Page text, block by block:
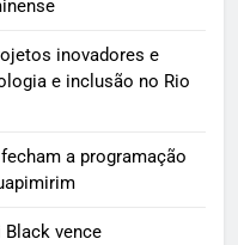
inovadores e
e inclusão no Rio
a programação
Black vence